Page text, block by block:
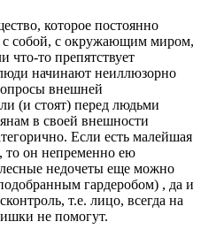
которое постоянно
с собой, с окружающим миром,
что-то препятствует
начинают неиллюзорно
внешней
(и стоят) перед людьми
в своей внешности
Если есть малейшая
то он непременно ею
недочеты еще можно
гардеробом) , да и
т.е. лицо, всегда на
не помогут.